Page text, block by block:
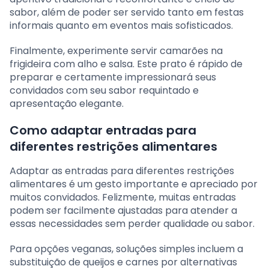
sabor, além de poder ser servido tanto em festas
informais quanto em eventos mais sofisticados.
Finalmente, experimente servir camarões na
frigideira com alho e salsa. Este prato é rápido de
preparar e certamente impressionará seus
convidados com seu sabor requintado e
apresentação elegante.
Como adaptar entradas para
diferentes restrições alimentares
Adaptar as entradas para diferentes restrições
alimentares é um gesto importante e apreciado por
muitos convidados. Felizmente, muitas entradas
podem ser facilmente ajustadas para atender a
essas necessidades sem perder qualidade ou sabor.
Para opções veganas, soluções simples incluem a
substituição de queijos e carnes por alternativas